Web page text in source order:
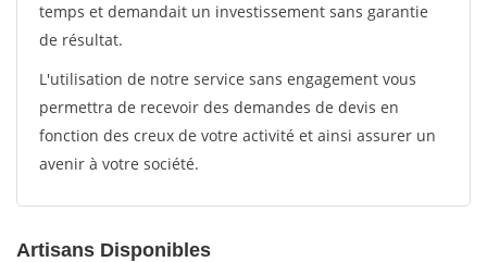
temps et demandait un investissement sans garantie
de résultat.
L'utilisation de notre service sans engagement vous
permettra de recevoir des demandes de devis en
fonction des creux de votre activité et ainsi assurer un
avenir à votre société.
Artisans Disponibles